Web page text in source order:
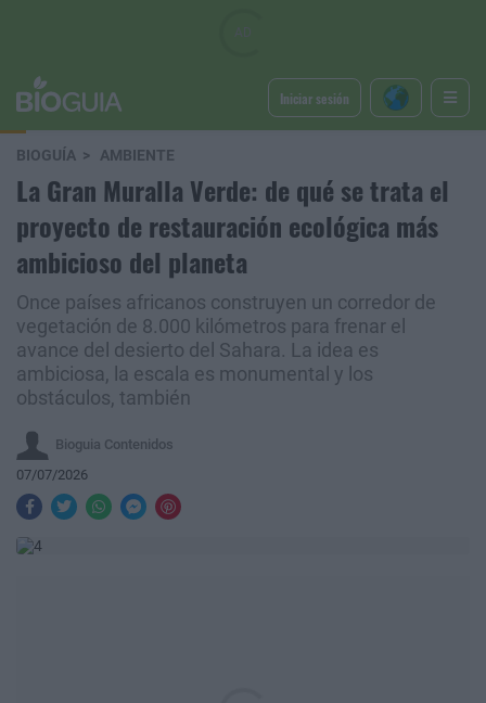
Iniciar sesión
BIOGUÍA AMBIENTE
La Gran Muralla Verde: de qué se trata el
proyecto de restauración ecológica más
ambicioso del planeta
Once países africanos construyen un corredor de
vegetación de 8.000 kilómetros para frenar el
avance del desierto del Sahara. La idea es
ambiciosa, la escala es monumental y los
obstáculos, también
Bioguia Contenidos
07/07/2026